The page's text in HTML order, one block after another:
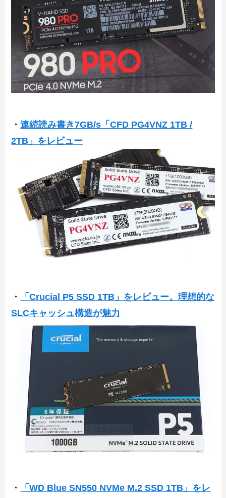
・連続読み書き7GB/s「CFD PG4VNZ 1TB /
2TB」をレビュー
・
「Crucial P5 SSD 1TB」をレビュー。理想的な
SLCキャッシュ構造が魅力
・
「WD Blue SN550 NVMe M.2 SSD 1TB」をレ